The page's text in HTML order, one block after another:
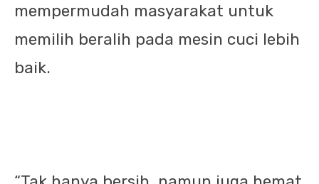
mempermudah masyarakat untuk
memilih beralih pada mesin cuci lebih
baik.